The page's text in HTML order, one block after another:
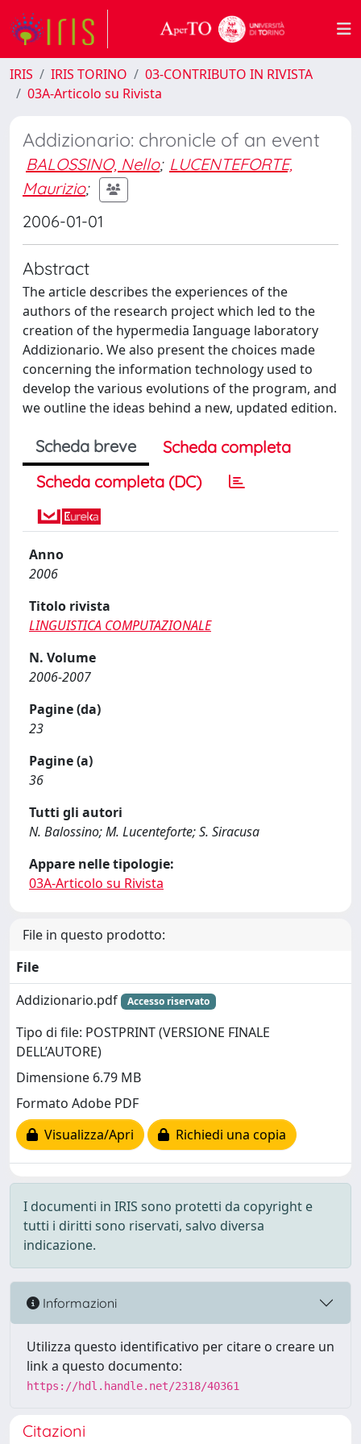
IRIS IRIS TORINO
03-CONTRIBUTO IN RIVISTA
03A-Articolo su Rivista
Addizionario: chronicle of an event
BALOSSINO, Nello; LUCENTEFORTE,
Maurizio;
2006-01-01
Abstract
The article describes the experiences of the
authors of the research project which led to the
creation of the hypermedia Ianguage laboratory
Addizionario. We also present the choices made
concerning the information technology used to
develop the various evolutions of the program, and
we outline the ideas behind a new, updated edition.
Scheda breve
Scheda completa
Scheda completa (DC)
Anno
2006
Titolo rivista
LINGUISTICA COMPUTAZIONALE
N. Volume
2006-2007
Pagine (da)
23
Pagine (a)
36
Tutti gli autori
N. Balossino; M. Lucenteforte; S. Siracusa
Appare nelle tipologie:
03A-Articolo su Rivista
File in questo prodotto:
File
Addizionario.pdf
Accesso riservato
Tipo di file: POSTPRINT (VERSIONE FINALE
DELL’AUTORE)
Dimensione 6.79 MB
Formato Adobe PDF
Visualizza/Apri
Richiedi una copia
I documenti in IRIS sono protetti da copyright e
tutti i diritti sono riservati, salvo diversa
indicazione.
Informazioni
Utilizza questo identificativo per citare o creare un
link a questo documento:
https://hdl.handle.net/2318/40361
Citazioni